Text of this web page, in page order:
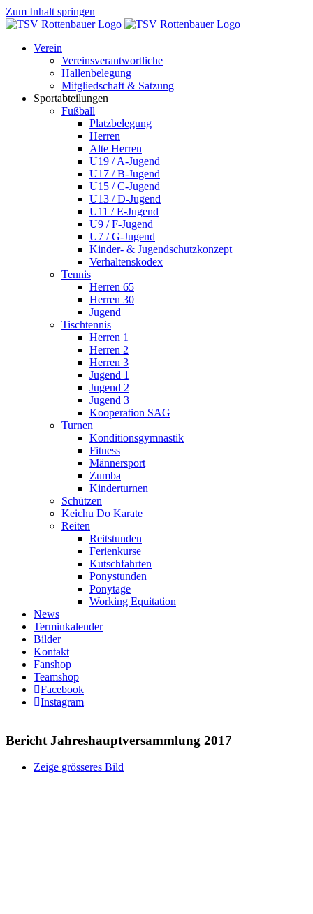
Zum Inhalt springen
Verein
Vereinsverantwortliche
Hallenbelegung
Mitgliedschaft & Satzung
Sportabteilungen
Fußball
Platzbelegung
Herren
Alte Herren
U19 / A-Jugend
U17 / B-Jugend
U15 / C-Jugend
U13 / D-Jugend
U11 / E-Jugend
U9 / F-Jugend
U7 / G-Jugend
Kinder- & Jugendschutzkonzept
Verhaltenskodex
Tennis
Herren 65
Herren 30
Jugend
Tischtennis
Herren 1
Herren 2
Herren 3
Jugend 1
Jugend 2
Jugend 3
Kooperation SAG
Turnen
Konditionsgymnastik
Fitness
Männersport
Zumba
Kinderturnen
Schützen
Keichu Do Karate
Reiten
Reitstunden
Ferienkurse
Kutschfahrten
Ponystunden
Ponytage
Working Equitation
News
Terminkalender
Bilder
Kontakt
Fanshop
Teamshop
Facebook
Instagram
Bericht Jahreshauptversammlung 2017
Zeige grösseres Bild